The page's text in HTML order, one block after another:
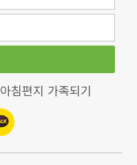
아침편지 가족되기